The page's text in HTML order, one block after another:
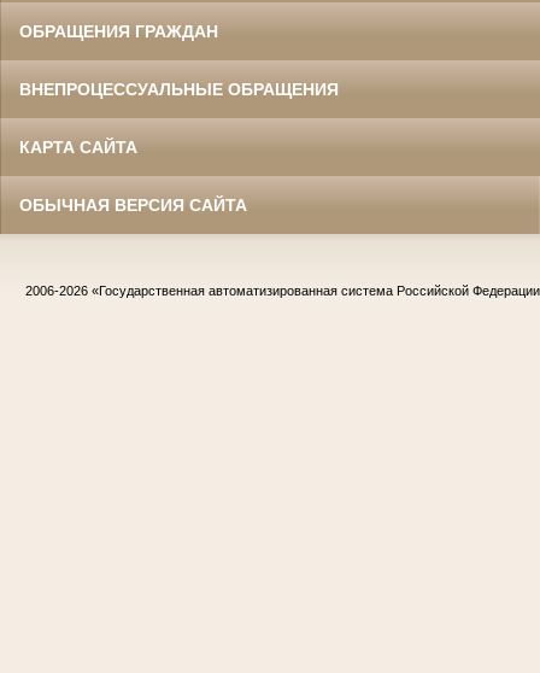
ОБРАЩЕНИЯ ГРАЖДАН
ВНЕПРОЦЕССУАЛЬНЫЕ ОБРАЩЕНИЯ
КАРТА САЙТА
ОБЫЧНАЯ ВЕРСИЯ САЙТА
2006-2026 «Государственная автоматизированная система Российской